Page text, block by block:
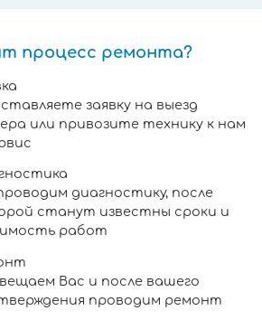
процесс ремонта?
заявку на выезд
или привозите технику к нам
диагностику, после
станут известны сроки и
работ
Вас и после вашего
проводим ремонт